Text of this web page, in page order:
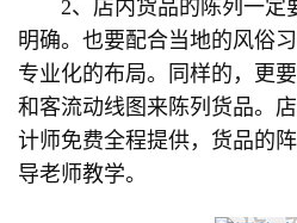
2、店内货品的陈列一定
明确。也要配合当地的风俗
专业化的布局。同样的，更
和客流动线图来陈列货品。
计师免费全程提供，货品的
导老师教学。